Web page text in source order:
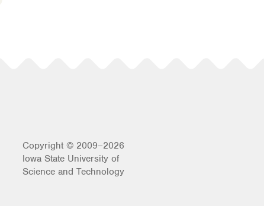
Copyright © 2009–2026
Iowa State University of
Science and Technology